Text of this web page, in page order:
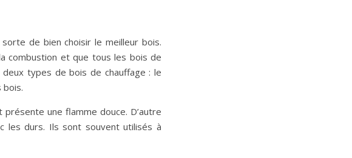
de bien choisir le meilleur bois.
combustion et que tous les bois de
types de bois de chauffage : le
une flamme douce. D’autre
les durs. Ils sont souvent utilisés à